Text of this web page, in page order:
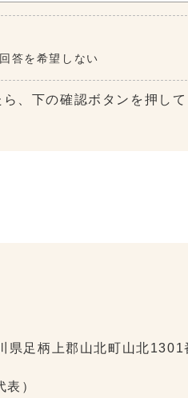
回答を希望しない
、下の確認ボタンを押して
県足柄上郡山北町山北1301
）